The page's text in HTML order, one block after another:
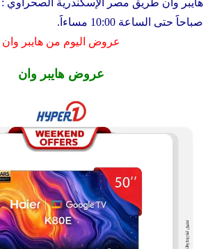
صباحاََ حتى الساعة 10:00 مساءاََ.
عروض اليوم من هايبر وان
عروض هايبر وان